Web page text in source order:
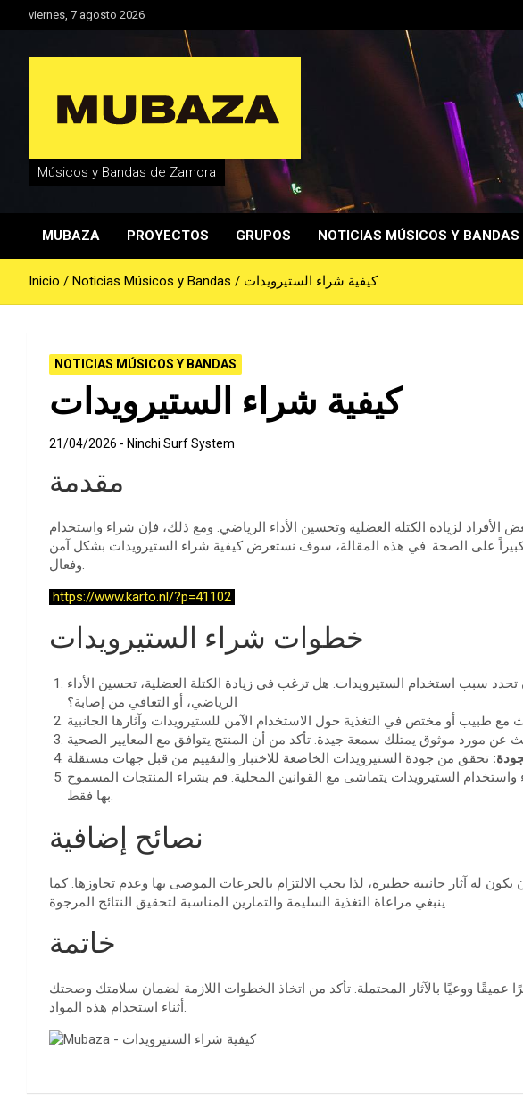
viernes, 7 agosto 2026
Músicos y Bandas de Zamora
MUBAZA PROYECTOS GRUPOS NOTICIAS MÚSICOS Y BANDAS
Inicio Noticias Músicos y Bandas كيفية شراء الستيرويدات
NOTICIAS MÚSICOS Y BANDAS
كيفية شراء الستيرويدات
21/04/2026 Ninchi Surf System
مقدمة
الأفراد لزيادة الكتلة العضلية وتحسين الأداء الرياضي. ومع ذلك، فإن شراء واستخدام
على الصحة. في هذه المقالة، سوف نستعرض كيفية شراء الستيرويدات بشكل آمن
وفعال.
https://www.karto.nl/?p=41102
خطوات شراء الستيرويدات
سبب استخدام الستيرويدات. هل ترغب في زيادة الكتلة العضلية، تحسين الأداء
الرياضي، أو التعافي من إصابة؟
الستيرويدات يتماشى مع القوانين المحلية. قم بشراء المنتجات المسموح
بها فقط.
نصائح إضافية
له آثار جانبية خطيرة، لذا يجب الالتزام بالجرعات الموصى بها وعدم تجاوزها. كما
ينبغي مراعاة التغذية السليمة والتمارين المناسبة لتحقيق النتائج المرجوة.
خاتمة
عميقًا ووعيًا بالآثار المحتملة. تأكد من اتخاذ الخطوات اللازمة لضمان سلامتك وصحتك
أثناء استخدام هذه المواد.